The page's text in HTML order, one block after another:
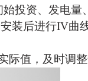
投资、发电量
装后进行IV曲
值，及时调整